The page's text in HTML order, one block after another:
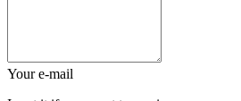
Your e-mail